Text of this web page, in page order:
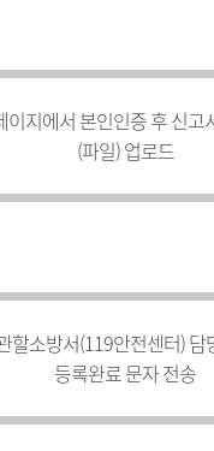
이지에서 본인인증 후 신고
(파일) 업로드
할소방서(119안전센터) 담
등록완료 문자 전송